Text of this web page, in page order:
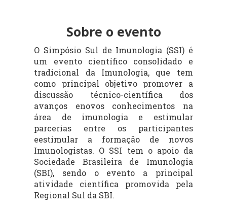
Sobre o evento
O Simpósio Sul de Imunologia (SSI) é
um evento científico consolidado e
tradicional da Imunologia, que tem
como principal objetivo promover a
discussão técnico-científica dos
avanços enovos conhecimentos na
área de imunologia e estimular
parcerias entre os participantes
eestimular a formação de novos
Imunologistas. O SSI tem o apoio da
Sociedade Brasileira de Imunologia
(SBI), sendo o evento a principal
atividade científica promovida pela
Regional Sul da SBI.